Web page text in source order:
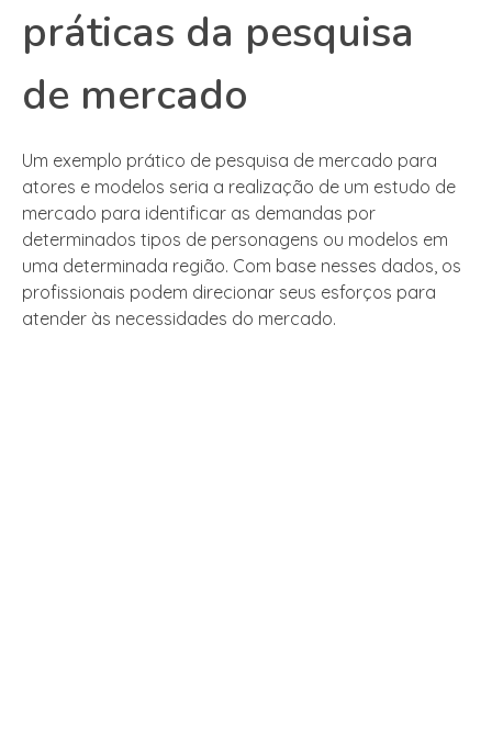
práticas da pesquisa
de mercado
Um exemplo prático de pesquisa de mercado para
atores e modelos seria a realização de um estudo de
mercado para identificar as demandas por
determinados tipos de personagens ou modelos em
uma determinada região. Com base nesses dados, os
profissionais podem direcionar seus esforços para
atender às necessidades do mercado.